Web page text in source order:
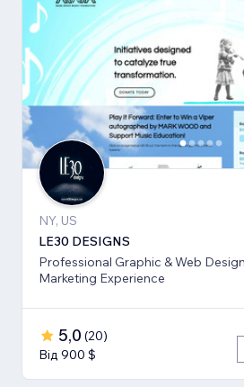
NY, US
LE30 DESIGNS
Professional Graphic & Web
Marketing Experience
5,0 (20)
Від 900 $